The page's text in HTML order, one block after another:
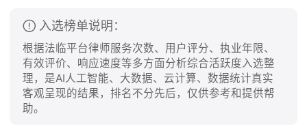
入选榜单说明：
根据法临平台律师服务次数、用户评分、执业年限、
有效评价、响应速度等多方面分析综合活跃度入选整
理，是AI人工智能、大数据、云计算、数据统计真实
客观呈现的结果，排名不分先后，仅供参考和提供帮
助。